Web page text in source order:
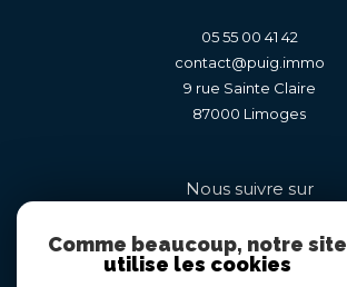
05 55 00 41 42
contact@puig.immo
9 rue Sainte Claire
87000
limoges
Nous suivre sur
Comme beaucoup, notre site
utilise les cookies